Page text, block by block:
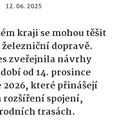
12. 06. 2025
kraji se mohou těšit
dopravě.
zveřejnila návrhy
od 14. prosince
2026, které přinášejí
spojení,
trasách.